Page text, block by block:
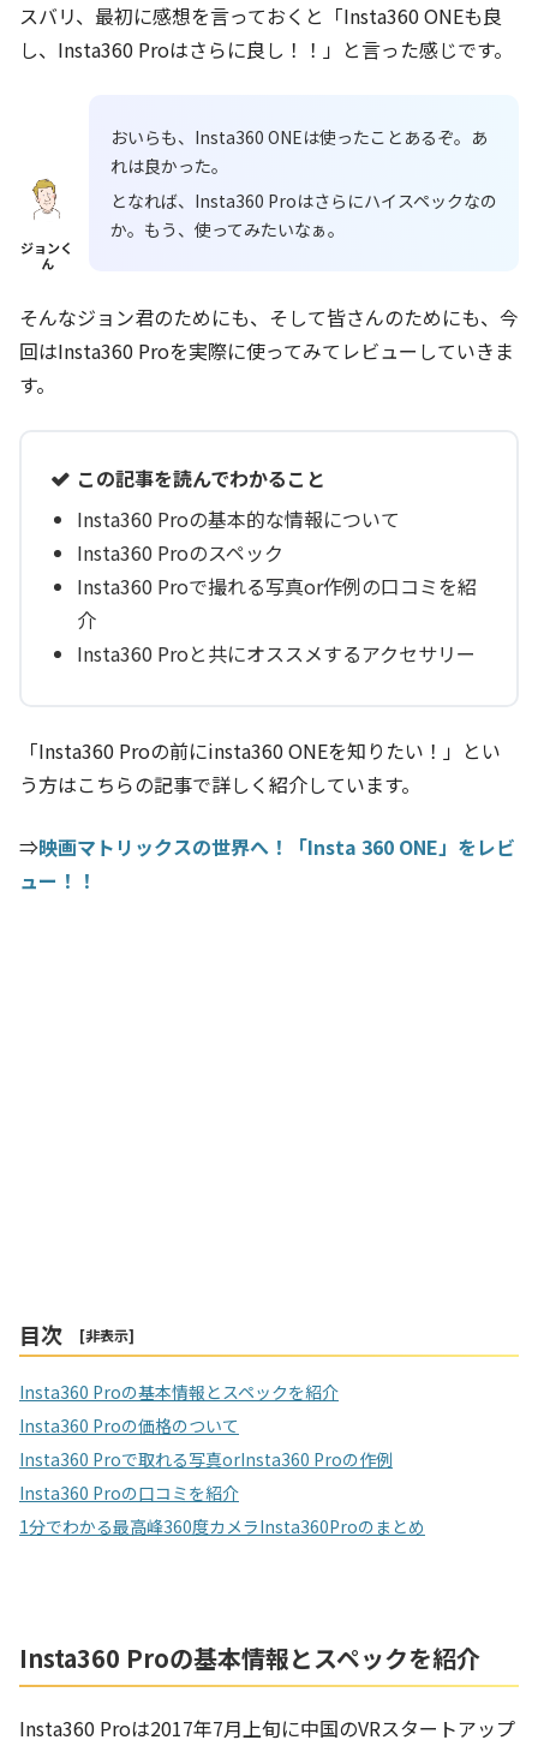
スバリ、最初に感想を言っておくと「Insta360 ONEも良
し、Insta360 Proはさらに良し！！」と言った感じです。
ジョンく
ん
おいらも、Insta360 ONEは使ったことあるぞ。あ
れは良かった。
となれば、Insta360 Proはさらにハイスペックなの
か。もう、使ってみたいなぁ。
そんなジョン君のためにも、そして皆さんのためにも、今
回はInsta360 Proを実際に使ってみてレビューしていきま
す。
この記事を読んでわかること
Insta360 Proの基本的な情報について
Insta360 Proのスペック
Insta360 Proで撮れる写真or作例の口コミを紹
介
Insta360 Proと共にオススメするアクセサリー
「Insta360 Proの前にinsta360 ONEを知りたい！」とい
う方はこちらの記事で詳しく紹介しています。
⇒映画マトリックスの世界へ！「Insta 360 ONE」をレビ
ュー！！
目次 [非表示]
Insta360 Proの基本情報とスペックを紹介
Insta360 Proの価格のついて
Insta360 Proで取れる写真orInsta360 Proの作例
Insta360 Proの口コミを紹介
1分でわかる最高峰360度カメラInsta360Proのまとめ
Insta360 Proの基本情報とスペックを紹介
Insta360 Proは2017年7月上旬に中国のVRスタートアップ